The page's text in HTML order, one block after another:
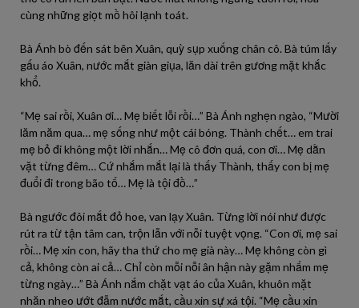
cùng những giọt mồ hôi lạnh toát.
Bà Ánh bò đến sát bên Xuân, quỳ sụp xuống chân cô. Bà túm lấy
gấu áo Xuân, nước mắt giàn giụa, lăn dài trên gương mặt khắc
khổ.
“Mẹ sai rồi, Xuân ơi… Mẹ biết lỗi rồi…” Bà Ánh nghẹn ngào, “Mười
lăm năm qua… mẹ sống như một cái bóng. Thành chết… em trai
mẹ bỏ đi không một lời nhắn… Mẹ cô đơn quá, con ơi… Mẹ dằn
vặt từng đêm… Cứ nhắm mắt lại là thấy Thành, thấy con bị mẹ
đuổi đi trong bão tố… Mẹ là tội đồ…”
Bà ngước đôi mắt đỏ hoe, van lạy Xuân. Từng lời nói như được
rút ra từ tận tâm can, trộn lẫn với nỗi tuyệt vọng. “Con ơi, mẹ sai
rồi… Mẹ xin con, hãy tha thứ cho mẹ già này… Mẹ không còn gì
cả, không còn ai cả… Chỉ còn mỗi nỗi ân hận này gặm nhấm mẹ
từng ngày…” Bà Ánh nắm chặt vạt áo của Xuân, khuôn mặt
nhăn nheo ướt đẫm nước mắt, cầu xin sự xá tội. “Mẹ cầu xin